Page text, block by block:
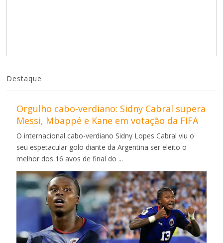
Destaque
Orgulho cabo-verdiano: Sidny Cabral supera
Messi, Mbappé e Kane em votação da FIFA
O internacional cabo-verdiano Sidny Lopes Cabral viu o
seu espetacular golo diante da Argentina ser eleito o
melhor dos 16 avos de final do ...